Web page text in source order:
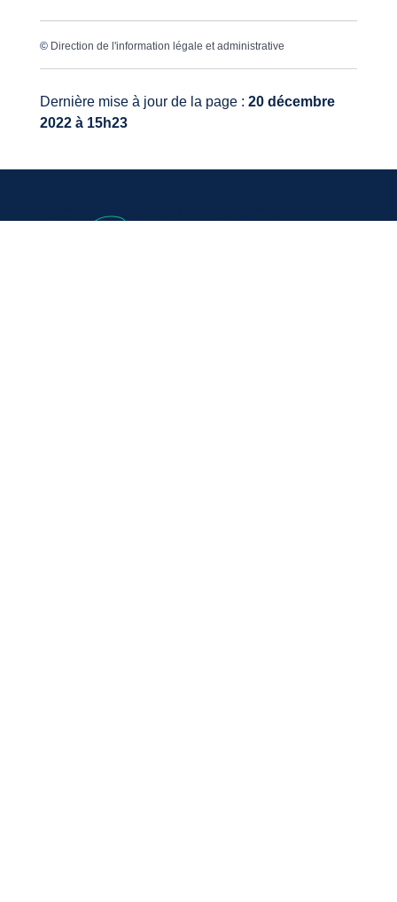
© Direction de l'information légale et administrative
Dernière mise à jour de la page : 20 décembre
2022 à 15h23